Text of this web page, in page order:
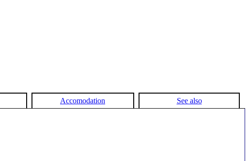
Accomodation See also